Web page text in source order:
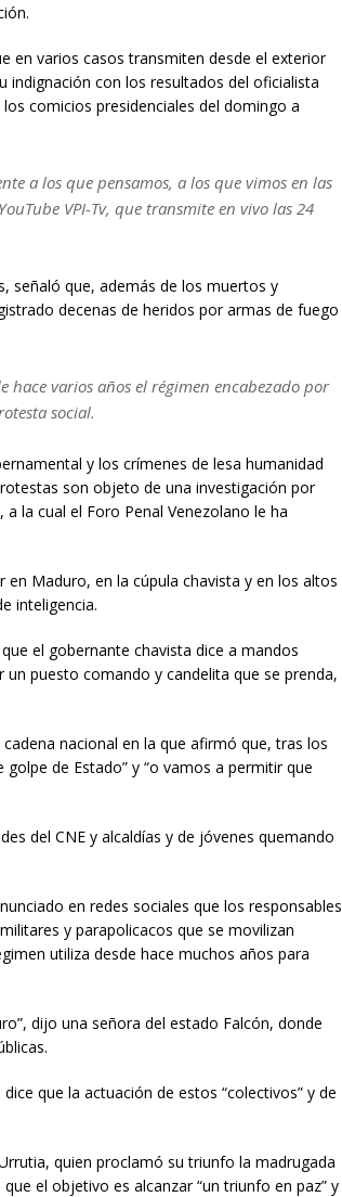
en varios casos transmiten desde el exterior
indignación con los resultados del oficialista
comicios presidenciales del domingo a
a los que pensamos, a los que vimos en las
VPI-Tv, que transmite en vivo las 24
señaló que, además de los muertos y
decenas de heridos por armas de fuego
hace varios años el régimen encabezado por
social.
y los crímenes de lesa humanidad
son objeto de una investigación por
la cual el Foro Penal Venezolano le ha
Maduro, en la cúpula chavista y en los altos
inteligencia.
el gobernante chavista dice a mandos
puesto comando y candelita que se prenda,
nacional en la que afirmó que, tras los
de Estado” y “o vamos a permitir que
del CNE y alcaldías y de jóvenes quemando
en redes sociales que los responsables
y parapolicacos que se movilizan
utiliza desde hace muchos años para
dijo una señora del estado Falcón, donde
que la actuación de estos “colectivos” y de
quien proclamó su triunfo la madrugada
el objetivo es alcanzar “un triunfo en paz” y